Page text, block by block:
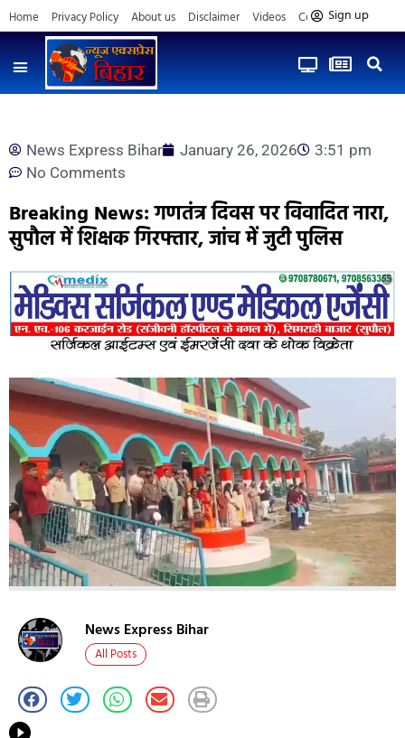
Home Privacy Policy About us Disclaimer Videos Contact us
Sign up
News Express Bihar January 26, 2026
3:51 pm
No Comments
Breaking News: गणतंत्र दिवस पर विवादित नारा,
सुपौल में शिक्षक गिरफ्तार, जांच में जुटी पुलिस
News Express Bihar
All Posts